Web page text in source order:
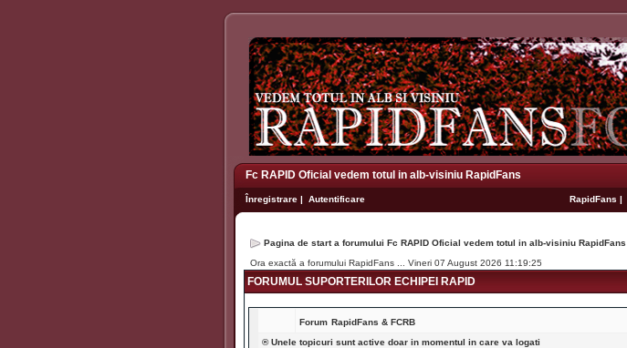
Fc RAPID Oficial vedem totul in alb-visiniu RapidFans
Înregistrare | Autentificare RapidFans |
Pagina de start a forumului Fc RAPID Oficial vedem totul in alb-visiniu RapidFans
Ora exactă a forumului RapidFans ... Vineri 07 August 2026 11:19:25
FORUMUL SUPORTERILOR ECHIPEI RAPID
Forum RapidFans & FCRB
® Unele topicuri sunt active doar in momentul in care va logati